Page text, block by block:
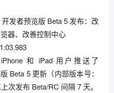
发者预览版 Beta 5 发布：改
器、改善控制中心
和 iPad 用户推送了
Beta 5 更新（内部版本号：
次发布 Beta/RC 间隔 7 天。